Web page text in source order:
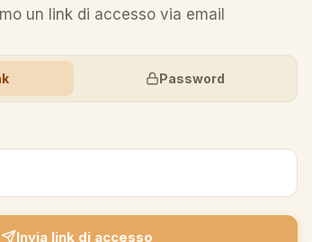
un link di accesso via email
Password
Invia link di accesso